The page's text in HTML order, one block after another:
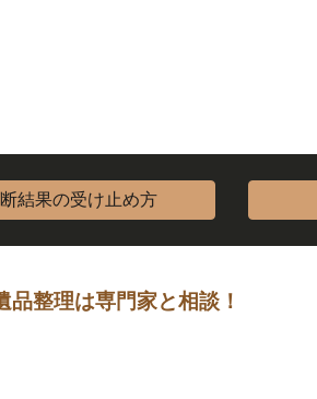
結果の受け止め方
品整理は専門家と相談！